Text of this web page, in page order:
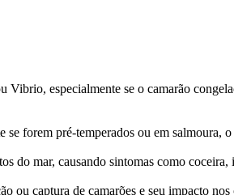
Vibrio, especialmente se o camarão
se forem pré-temperados ou em salmoura,
do mar, causando sintomas como
ou captura de camarões e seu impacto nos